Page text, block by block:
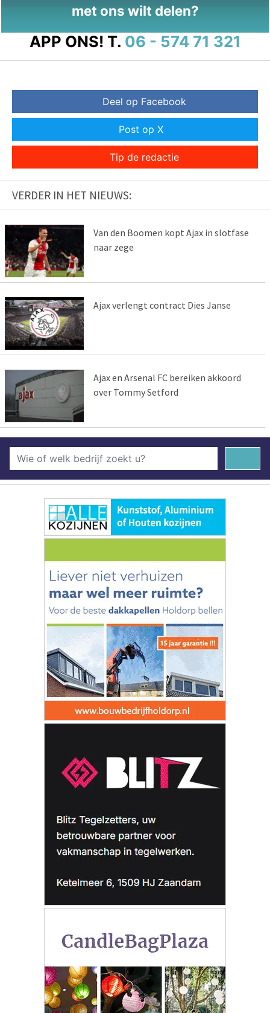
met ons wilt delen?
APP ONS! T. 06 - 574 71 321
Deel op Facebook
Post op X
Tip de redactie
VERDER IN HET NIEUWS:
Van den Boomen kopt Ajax in slotfase
naar zege
Ajax verlengt contract Dies Janse
Ajax en Arsenal FC bereiken akkoord
over Tommy Setford